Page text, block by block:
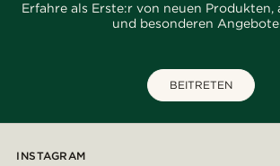
Erfahre als Erste:r von neuen Produkten,
und besonderen
BEITRETEN
INSTAGRAM